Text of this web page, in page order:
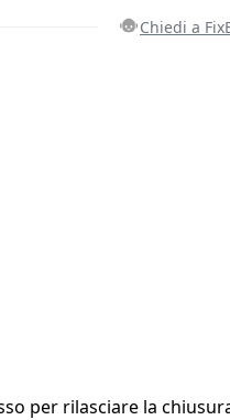
Chiedi a
per rilasciare la